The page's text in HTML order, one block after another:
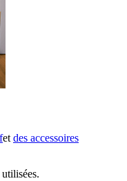
et des accessoires